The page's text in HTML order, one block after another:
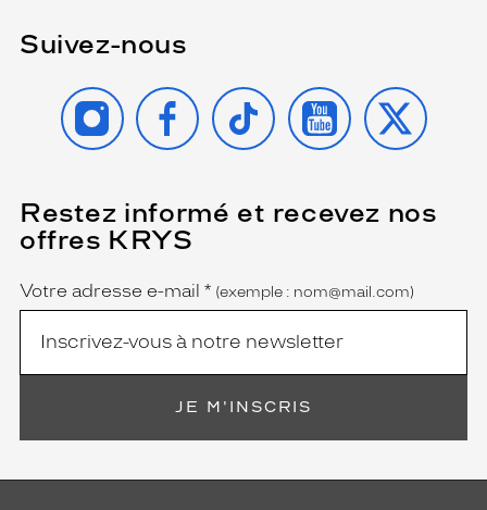
Suivez-nous
INSTAGRAMFACEBOOK
TIKTOK YOUTUBE
X
Restez informé et recevez nos
offres KRYS
Name
Votre adresse e-mail *
(Ce
champ
est
obligatoire)
(exemple : nom@mail.com)
JE M'INSCRIS